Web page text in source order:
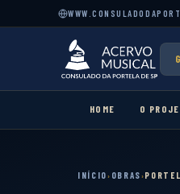
HOME O
INÍCIO› OBRAS›